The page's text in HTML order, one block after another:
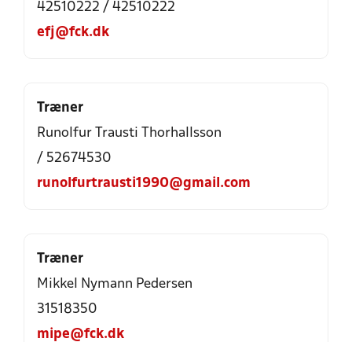
42510222 / 42510222
efj@fck.dk
Træner
Runolfur Trausti Thorhallsson
/ 52674530
runolfurtrausti1990@gmail.com
Træner
Mikkel Nymann Pedersen
31518350
mipe@fck.dk